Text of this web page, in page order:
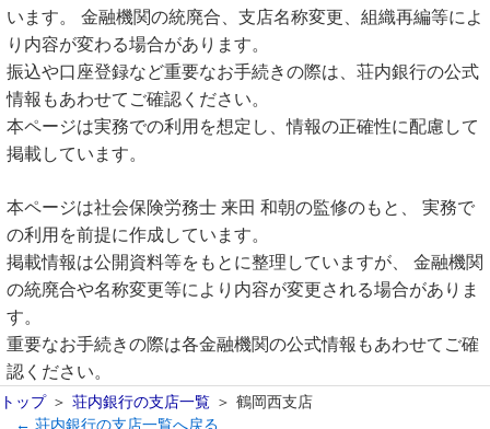
います。 金融機関の統廃合、支店名称変更、組織再編等によ
り内容が変わる場合があります。
振込や口座登録など重要なお手続きの際は、荘内銀行の公式
情報もあわせてご確認ください。
本ページは実務での利用を想定し、情報の正確性に配慮して
掲載しています。
本ページは社会保険労務士 来田 和朝の監修のもと、 実務で
の利用を前提に作成しています。
掲載情報は公開資料等をもとに整理していますが、 金融機関
の統廃合や名称変更等により内容が変更される場合がありま
す。
重要なお手続きの際は各金融機関の公式情報もあわせてご確
認ください。
トップ 荘内銀行の支店一覧
鶴岡西支店
← 荘内銀行の支店一覧へ戻る